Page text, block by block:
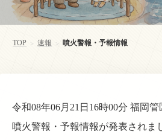
TOP > 速報 > 噴火警報・予報情報
令和08年06月21日16時00分 福岡
噴火警報・予報情報が発表されま